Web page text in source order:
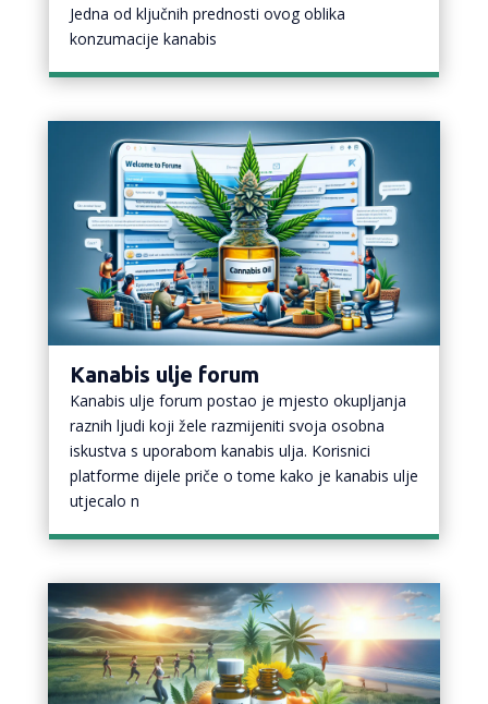
Jedna od ključnih prednosti ovog oblika
konzumacije kanabis
Kanabis ulje forum
Kanabis ulje forum postao je mjesto okupljanja
raznih ljudi koji žele razmijeniti svoja osobna
iskustva s uporabom kanabis ulja. Korisnici
platforme dijele priče o tome kako je kanabis ulje
utjecalo n